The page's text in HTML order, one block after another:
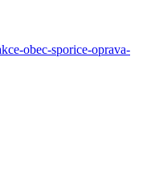
obec-sporice-oprava-